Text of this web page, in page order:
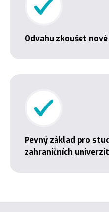
Odvahu zkoušet
Pevný základ pro
zahraničních